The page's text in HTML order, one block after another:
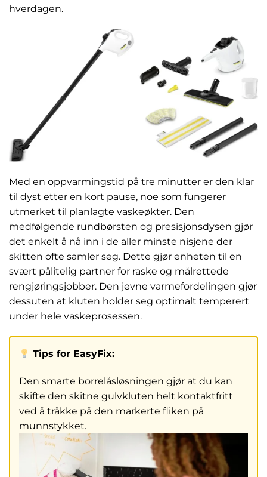
hverdagen.
Med en oppvarmingstid på tre minutter er den klar
til dyst etter en kort pause, noe som fungerer
utmerket til planlagte vaskeøkter. Den
medfølgende rundbørsten og presisjonsdysen gjør
det enkelt å nå inn i de aller minste nisjene der
skitten ofte samler seg. Dette gjør enheten til en
svært pålitelig partner for raske og målrettede
rengjøringsjobber. Den jevne varmefordelingen gjør
dessuten at kluten holder seg optimalt temperert
under hele vaskeprosessen.
Tips for EasyFix:
Den smarte borrelåsløsningen gjør at du kan
skifte den skitne gulvkluten helt kontaktfritt
ved å tråkke på den markerte fliken på
munnstykket.